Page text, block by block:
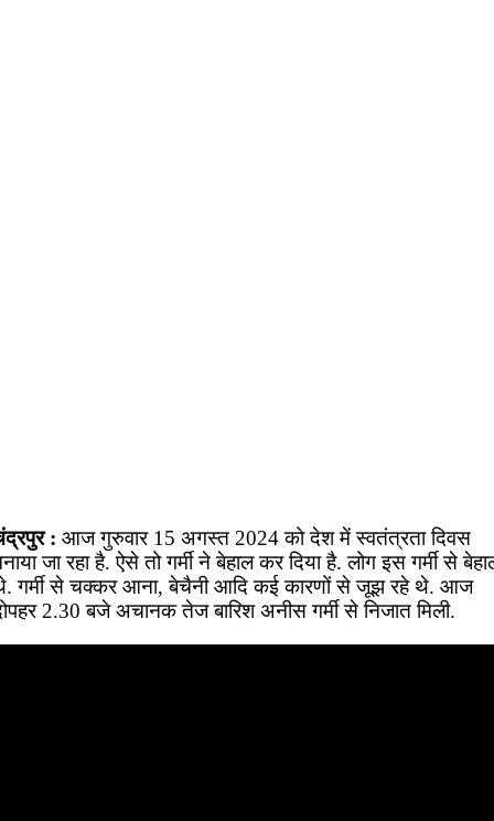
: आज गुरुवार 15 अगस्त 2024 को देश में स्वतंत्रता दिवस
जा रहा है. ऐसे तो गर्मी ने बेहाल कर दिया है. लोग इस गर्मी से
गर्मी से चक्कर आना, बेचैनी आदि कई कारणों से जूझ रहे थे. आज
2.30 बजे अचानक तेज बारिश अनीस गर्मी से निजात मिली.